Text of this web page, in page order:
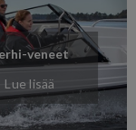
veneet
Lue lisää